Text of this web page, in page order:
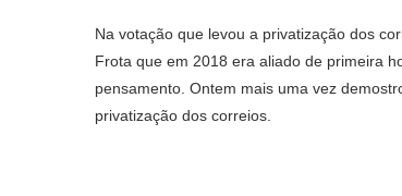
Na votação que levou a privatização dos
Frota que em 2018 era aliado de primeira
pensamento. Ontem mais uma vez
privatização dos correios.